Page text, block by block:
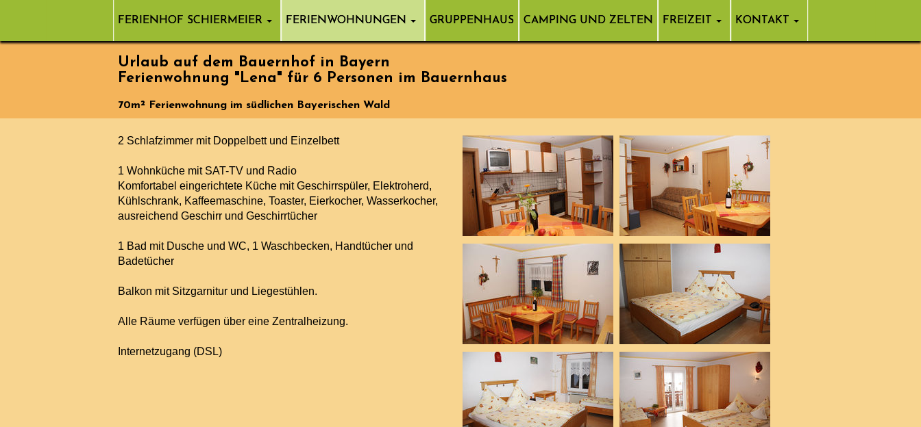
FERIENHOF SCHIERMEIER FERIENWOHNUNGEN GRUPPENHAUS CAMPING UND ZELTEN FREIZEIT KONTAKT
Urlaub auf dem Bauernhof in Bayern
Ferienwohnung "Lena" für 6 Personen im Bauernhaus
70m² Ferienwohnung im südlichen Bayerischen Wald
2 Schlafzimmer mit Doppelbett und Einzelbett
1 Wohnküche mit SAT-TV und Radio
Komfortabel eingerichtete Küche mit Geschirrspüler, Elektroherd,
Kühlschrank, Kaffeemaschine, Toaster, Eierkocher, Wasserkocher,
ausreichend Geschirr und Geschirrtücher
1 Bad mit Dusche und WC, 1 Waschbecken, Handtücher und
Badetücher
Balkon mit Sitzgarnitur und Liegestühlen.
Alle Räume verfügen über eine Zentralheizung.
Internetzugang (DSL)